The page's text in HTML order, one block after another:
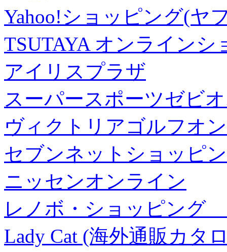
Yahoo!ショッピング(ヤ
TSUTAYA オンラインシ
アイリスプラザ
スーパースポーツゼビ
ヴィクトリアゴルフオ
セブンネットショッピ
ニッセンオンライン
レノボ・ショッピング
Lady Cat (海外通販カタ